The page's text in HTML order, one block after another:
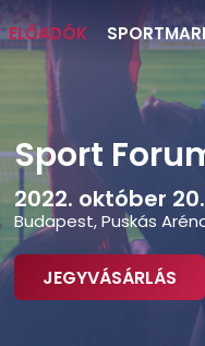
ELŐADÓK
Sport
2022. október 20.
Budapest, Puskás
JEGYVÁSÁRLÁS